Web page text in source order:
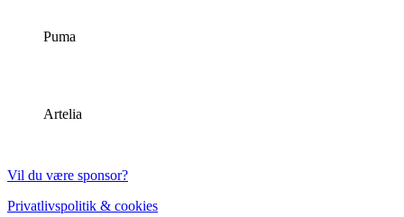
Puma
Artelia
Vil du være sponsor?
Privatlivspolitik & cookies